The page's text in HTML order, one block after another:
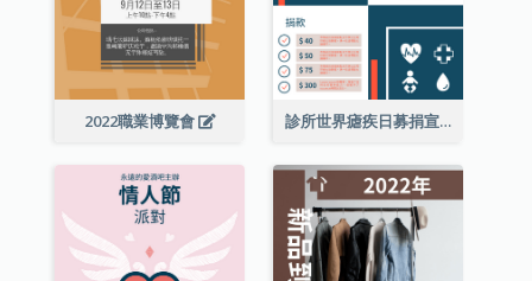
2022職業博覽會 診所世界瘧疾日募捐宣傳單張